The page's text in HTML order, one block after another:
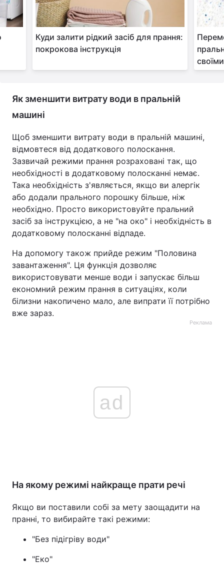
Куди залити рідкий засіб для прання:
покрокова інструкція
Як зменшити витрату води в пральній
машині
Щоб зменшити витрату води в пральній машині,
відмовтеся від додаткового полоскання.
Зазвичай режими прання розраховані так, що
необхідності в додатковому полосканні немає.
Така необхідність з'являється, якщо ви алергік
або додали прального порошку більше, ніж
необхідно. Просто використовуйте пральний
засіб за інструкцією, а не "на око" і необхідність в
додатковому полосканні відпаде.
На допомогу також прийде режим "Половина
завантаження". Ця функція дозволяє
використовувати менше води і запускає більш
економний режим прання в ситуаціях, коли
білизни накопичено мало, але випрати її потрібно
вже зараз.
Реклама
ad
На якому режимі найкраще прати речі
Якщо ви поставили собі за мету заощадити на
пранні, то вибирайте такі режими:
"Без підігріву води"
"Еко"